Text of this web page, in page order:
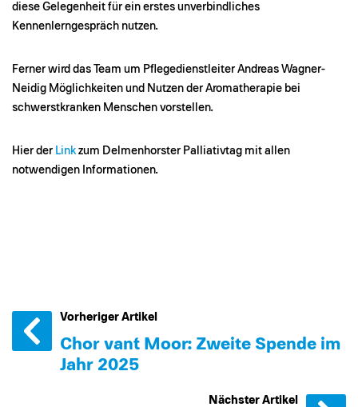
diese Gelegenheit für ein erstes unverbindliches
Kennenlerngespräch nutzen.
Ferner wird das Team um Pflegedienstleiter Andreas Wagner-
Neidig Möglichkeiten und Nutzen der Aromatherapie bei
schwerstkranken Menschen vorstellen.
Hier der Linkzum Delmenhorster Palliativtag mit allen
notwendigen Informationen.
Vorheriger Artikel
Chor van´t Moor: Zweite Spende im
Jahr 2025
Nächster Artikel